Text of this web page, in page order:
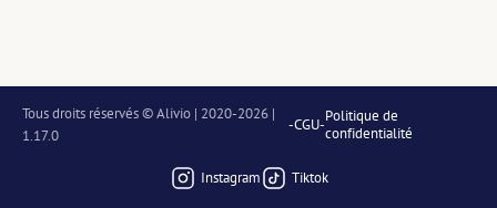
Tous droits réservés © Alivio | 2020-2026 |
1.17.0
-CGU-Politique de
confidentialité
Instagram Tiktok